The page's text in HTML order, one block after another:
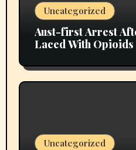
Uncategorized
Aust-first Arrest
Laced With Opioids
Uncategorized